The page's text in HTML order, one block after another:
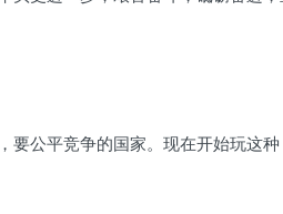
要公平竞争的国家。现在开始玩这